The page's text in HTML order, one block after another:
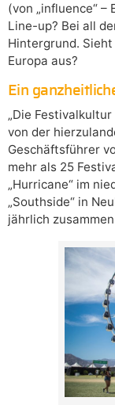
(von „influence“
Line-up? Bei all
Hintergrund.
Europa aus?
Ein
„Die
von der
Geschäftsführer
mehr als 25
„Hurricane“ im
„Southside“ in
jährlich